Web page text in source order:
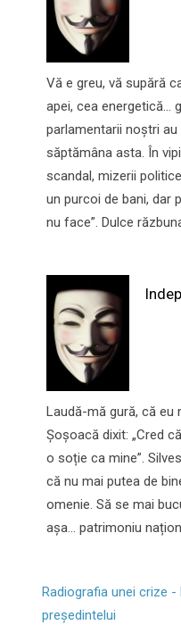
Vă e greu, vă supără
apei, cea energetică...
parlamentarii noștri
săptămâna asta. În
scandal, mizerii
un purcoi de bani, dar
nu face”. Dulce
Laudă-mă gură, că eu
Șoșoacă dixit: „Cred
o soție ca mine”.
că nu mai putea de
omenie. Să se mai
așa... patrimoniu
Radiografia unei crize
președintelui